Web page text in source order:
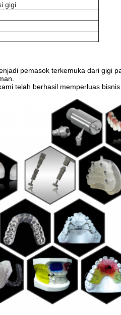
gigi
pemasok terkemuka dari
telah berhasil memperluas